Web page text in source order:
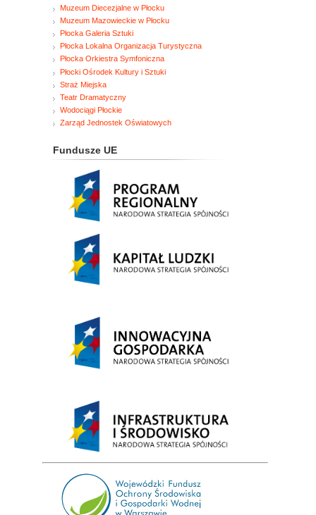
Muzeum Diecezjalne w Płocku
Muzeum Mazowieckie w Płocku
Płocka Galeria Sztuki
Płocka Lokalna Organizacja Turystyczna
Płocka Orkiestra Symfoniczna
Płocki Ośrodek Kultury i Sztuki
Straż Miejska
Teatr Dramatyczny
Wodociągi Płockie
Zarząd Jednostek Oświatowych
Fundusze UE